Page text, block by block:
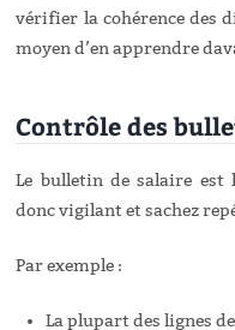
vérifier la cohérence des
moyen d’en apprendre
Contrôle des
Le bulletin de salaire est
donc vigilant et sachez
Par exemple :
La plupart des lignes